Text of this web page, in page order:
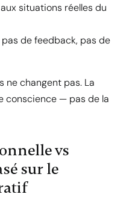
situations réelles du
de feedback, pas de
ne changent pas. La
conscience — pas de la
vs
sur le